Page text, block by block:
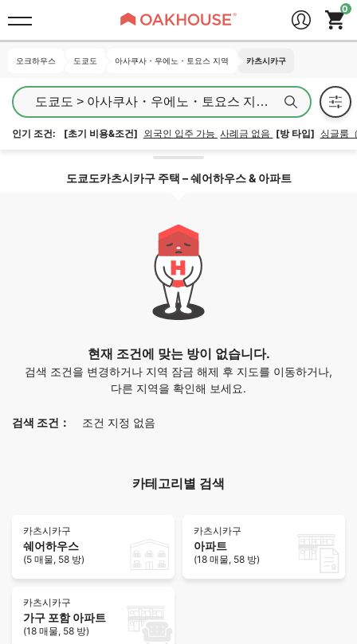
오크하우스 도쿄도 아사쿠사・우에노・토요스 지역 카츠시카구
도쿄도 > 아사쿠사・우에노・토요스 지역 > 카츠시카구
인기 조건: [초기 비용&조건] 외국인 입주 가능 사례금 없음 [방 타입] 싱글룸
도쿄도카츠시카구 주택 – 쉐어하우스 & 아파트
현재 조건에 맞는 방이 없습니다.
검색 조건을 변경하거나 지역 잠금 해제 후 지도를 이동하거나,
다른 지역을 확인해 보세요.
검색 조건： 조건 지정 없음
카테고리별 검색
카츠시카구
쉐어하우스
(5 매물, 58 방)
카츠시카구
아파트
(18 매물, 58 방)
카츠시카구
가구 포함 아파트
(18 매물, 58 방)
오크하우스 도쿄도 아사쿠사・우에노・토요스 지역 카츠시카구